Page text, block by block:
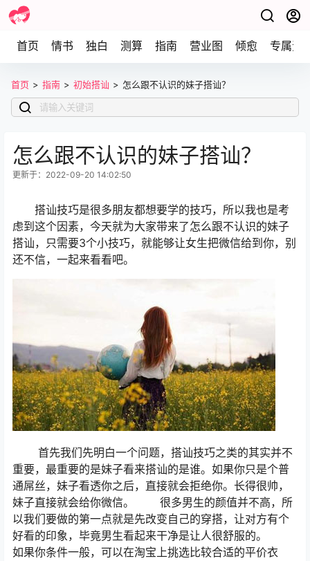
首页 情书 独白 测算 指南 营业图 倾愈 专属资
首页 > 指南 > 初始搭讪 > 怎么跟不认识的妹子搭讪？
怎么跟不认识的妹子搭讪？
更新于：2022-09-20 14:02:50
搭讪技巧是很多朋友都想要学的技巧，所以我也是考
虑到这个因素，今天就为大家带来了怎么跟不认识的妹子
搭讪，只需要3个小技巧，就能够让女生把微信给到你，别
还不信，一起来看看吧。
首先我们先明白一个问题，搭讪技巧之类的其实并不
重要，最重要的是妹子看来搭讪的是谁。如果你只是个普
通屌丝，妹子看透你之后，直接就会拒绝你。长得很帅，
妹子直接就会给你微信。 很多男生的颜值并不高，所
以我们要做的第一点就是先改变自己的穿搭，让对方有个
好看的印象，毕竟男生看起来干净是让人很舒服的。
如果你条件一般，可以在淘宝上挑选比较合适的平价衣